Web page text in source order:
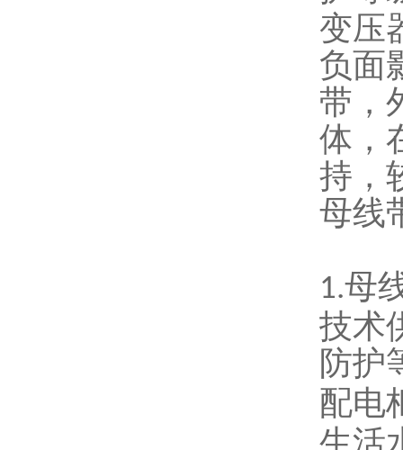
变压
负面
带，
体，
持，
母线
1.母
技术
防护
配电
生活